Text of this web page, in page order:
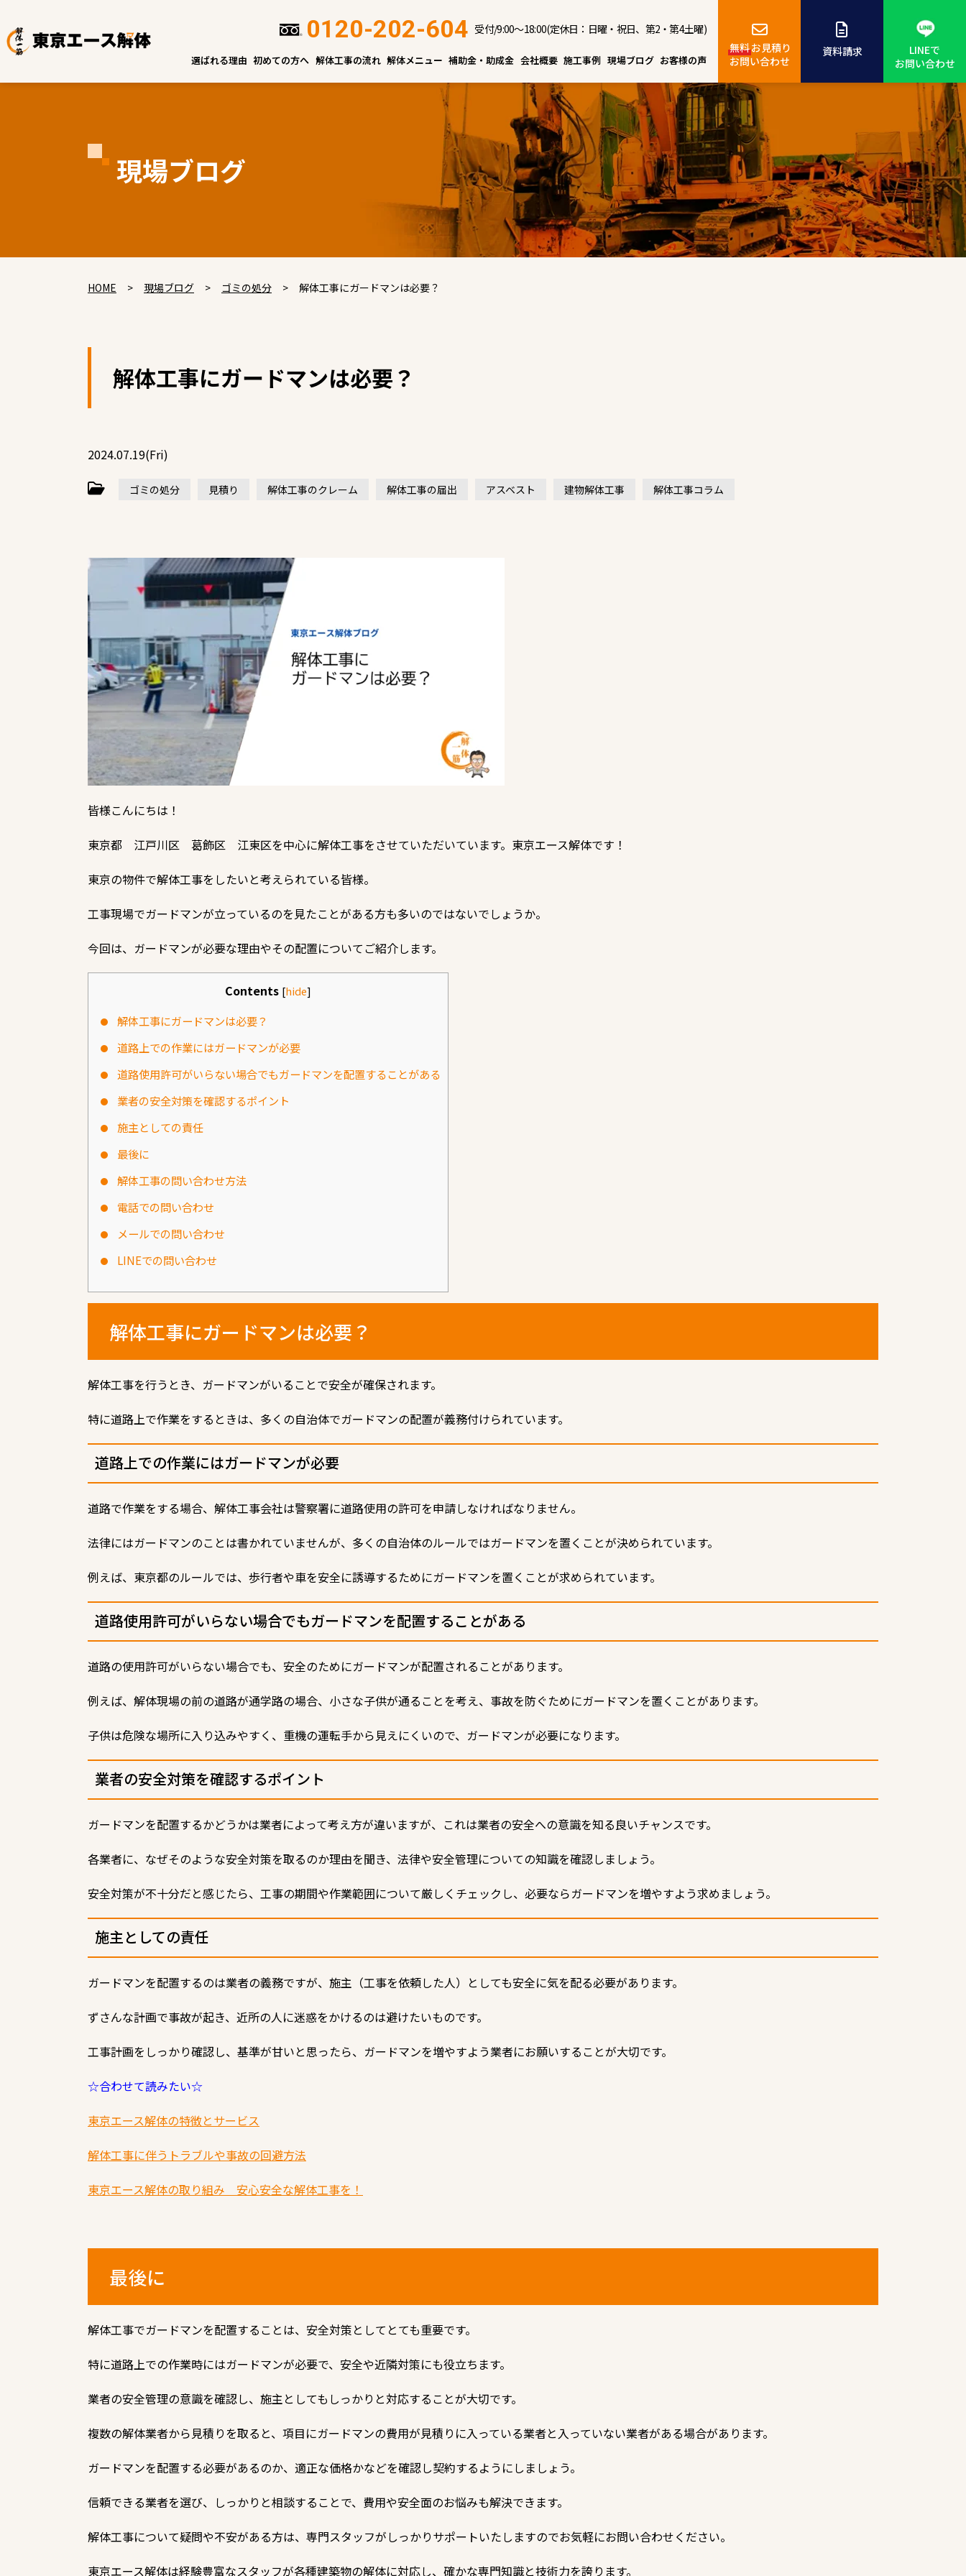
0120-202-604 受付/9:00～18:00(定休日：日曜・祝日、第2・第4土曜)
選ばれる理由 初めての方へ 解体工事の流れ 解体メニュー 補助金・助成金 会社概要 施工事例 現場ブログ お客様の声
無料お見積り
お問い合わせ
資料請求
LINEで
お問い合わせ
現場ブログ
HOME > 現場ブログ > ゴミの処分 > 解体工事にガードマンは必要？
解体工事にガードマンは必要？
2024.07.19(Fri)
ゴミの処分 見積り 解体工事のクレーム 解体工事の届出 アスベスト 建物解体工事 解体工事コラム
皆様こんにちは！
東京都 江戸川区 葛飾区 江東区を中心に解体工事をさせていただいています。東京エース解体です！
東京の物件で解体工事をしたいと考えられている皆様。
工事現場でガードマンが立っているのを見たことがある方も多いのではないでしょうか。
今回は、ガードマンが必要な理由やその配置についてご紹介します。
Contents [hide]
解体工事にガードマンは必要？
道路上での作業にはガードマンが必要
道路使用許可がいらない場合でもガードマンを配置することがある
業者の安全対策を確認するポイント
施主としての責任
最後に
解体工事の問い合わせ方法
電話での問い合わせ
メールでの問い合わせ
LINEでの問い合わせ
解体工事にガードマンは必要？
解体工事を行うとき、ガードマンがいることで安全が確保されます。
特に道路上で作業をするときは、多くの自治体でガードマンの配置が義務付けられています。
道路上での作業にはガードマンが必要
道路で作業をする場合、解体工事会社は警察署に道路使用の許可を申請しなければなりません。
法律にはガードマンのことは書かれていませんが、多くの自治体のルールではガードマンを置くことが決められています。
例えば、東京都のルールでは、歩行者や車を安全に誘導するためにガードマンを置くことが求められています。
道路使用許可がいらない場合でもガードマンを配置することがある
道路の使用許可がいらない場合でも、安全のためにガードマンが配置されることがあります。
例えば、解体現場の前の道路が通学路の場合、小さな子供が通ることを考え、事故を防ぐためにガードマンを置くことがあります。
子供は危険な場所に入り込みやすく、重機の運転手から見えにくいので、ガードマンが必要になります。
業者の安全対策を確認するポイント
ガードマンを配置するかどうかは業者によって考え方が違いますが、これは業者の安全への意識を知る良いチャンスです。
各業者に、なぜそのような安全対策を取るのか理由を聞き、法律や安全管理についての知識を確認しましょう。
安全対策が不十分だと感じたら、工事の期間や作業範囲について厳しくチェックし、必要ならガードマンを増やすよう求めましょう。
施主としての責任
ガードマンを配置するのは業者の義務ですが、施主（工事を依頼した人）としても安全に気を配る必要があります。
ずさんな計画で事故が起き、近所の人に迷惑をかけるのは避けたいものです。
工事計画をしっかり確認し、基準が甘いと思ったら、ガードマンを増やすよう業者にお願いすることが大切です。
☆合わせて読みたい☆
東京エース解体の特徴とサービス
解体工事に伴うトラブルや事故の回避方法
東京エース解体の取り組み 安心安全な解体工事を！
最後に
解体工事でガードマンを配置することは、安全対策としてとても重要です。
特に道路上での作業時にはガードマンが必要で、安全や近隣対策にも役立ちます。
業者の安全管理の意識を確認し、施主としてもしっかりと対応することが大切です。
複数の解体業者から見積りを取ると、項目にガードマンの費用が見積りに入っている業者と入っていない業者がある場合があります。
ガードマンを配置する必要があるのか、 適正な価格かなどを確認し契約するようにしましょう。
信頼できる業者を選び、しっかりと相談することで、費用や安全面のお悩みも解決できます。
解体工事について疑問や不安がある方は、専門スタッフがしっかりサポートいたしますのでお気軽にお問い合わせください。
東京エース解体は経験豊富なスタッフが各種建築物の解体に対応し、確かな専門知識と技術力を誇ります。